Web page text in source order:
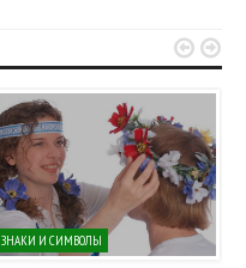
ЗНАКИ И СИМВОЛЫ
 